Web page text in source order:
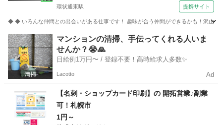
環状通東駅 提携サイト
◆ ◆ いろんな仲間との出会いがある仕事です！ 趣味が合う仲間ができるかも！沢山
北海道 札幌市 環状通東駅 家電量販店
マンションの清掃、手伝ってくれる人いま
せんか？😭🙏
日給例1万円〜 / 登録不要！高時給求人多数✨
Lacotto Ad
【名刺・ショップカード印刷】の 開拓営業♪副業
可！札幌市
1円～